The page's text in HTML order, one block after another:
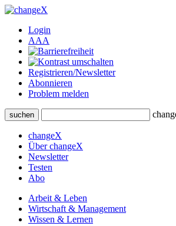
Login
AAA
Registrieren/Newsletter
Abonnieren
Problem melden
suchen
changeX
Über changeX
Newsletter
Testen
Abo
Arbeit & Leben
Wirtschaft & Management
Wissen & Lernen